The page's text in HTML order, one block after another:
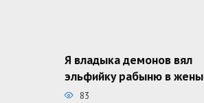
Я владыка демонов вял
эльфийку рабыню в жены
83